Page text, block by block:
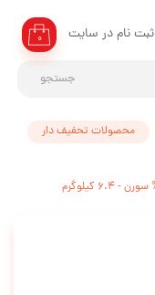
جستجو
۰ ثبت نام در سایت
محصولات تحفیف دار